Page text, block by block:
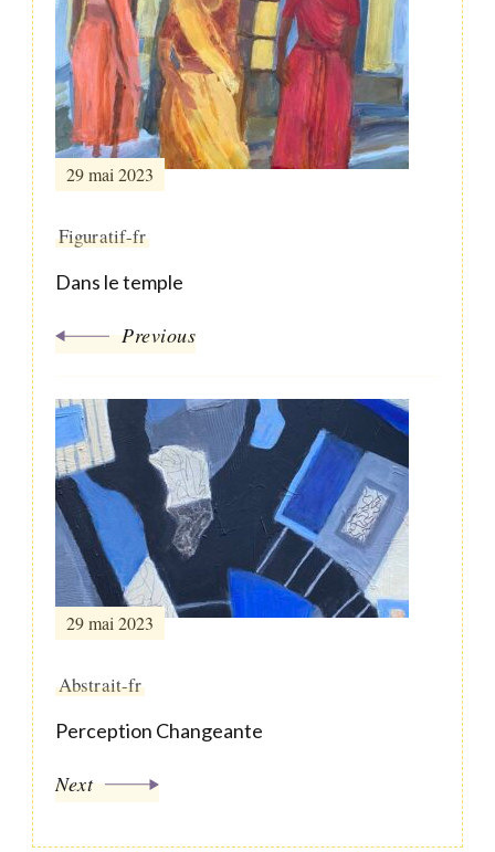
Navigation
29 mai 2023
Figuratif-fr
Dans le temple
Previous
29 mai 2023
Abstrait-fr
Perception Changeante
Next